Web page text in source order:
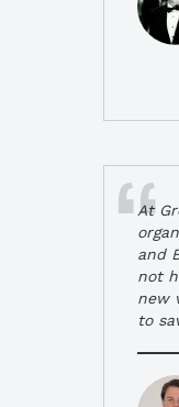
At
and
not
new
to